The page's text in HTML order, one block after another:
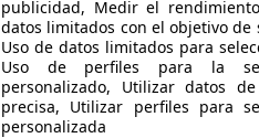
publicidad, Medir el
datos limitados con el objetivo de
Uso de datos limitados para
Uso de perfiles para la
personalizado, Utilizar datos
precisa, Utilizar perfiles para
personalizada